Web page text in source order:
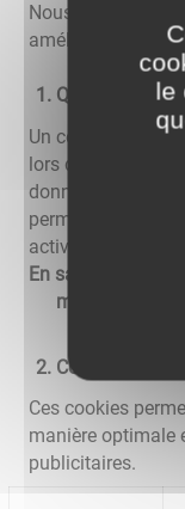
Nous utilisons
améliorer
Qu'est-ce
Un cookie est un
lors de la visite
données
permettre
activer ou les
En savoir plus
moyens de s'y
Cookies
Ces cookies
manière optimale
publicitaires.
le